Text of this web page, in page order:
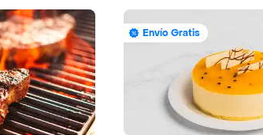
Envío Gratis